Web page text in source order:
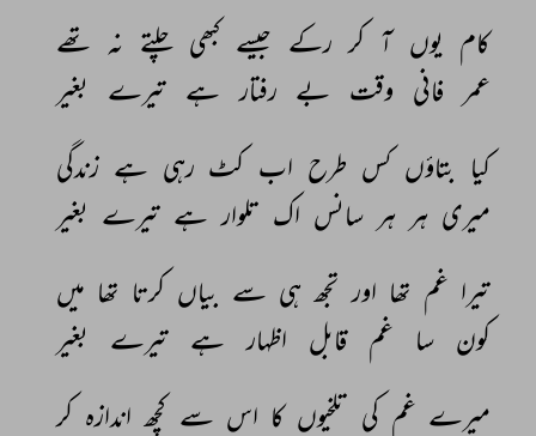
کام یوں آ کر رکے جیسے کبھی چلتے نہ تھے
عمر
فانی وقت بے رفتار ہے تیرے
بغیر
کیا بتاؤں کس طرح اب کٹ رہی ہے زندگی
میری ہر ہر سانس اک تلوار ہے تیرے بغیر
تیرا غم تھا اور تجھ ہی سے بیاں کرتا تھا میں
کون سا غم قابل اظہار ہے تیرے
بغیر
میرے غم کی تلخیوں کا اس سے کچھ اندازہ کر